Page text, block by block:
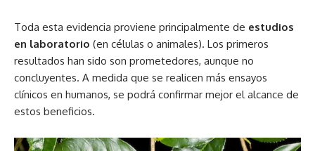
Toda esta evidencia proviene principalmente de estudios
en laboratorio (en células o animales). Los primeros
resultados han sido son prometedores, aunque no
concluyentes. A medida que se realicen más ensayos
clínicos en humanos, se podrá confirmar mejor el alcance de
estos beneficios.